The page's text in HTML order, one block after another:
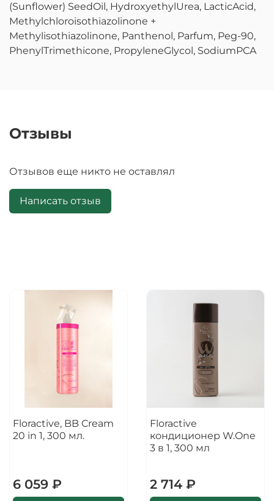
(Sunflower) SeedOil, HydroxyethylUrea, LacticAcid,
Methylchloroisothiazolinone +
Methylisothiazolinone, Panthenol, Parfum, Peg-90,
PhenylTrimethicone, PropyleneGlycol, SodiumPCA
Отзывы
Отзывов еще никто не оставлял
Написать отзыв
Floractive, BB Cream
20 in 1, 300 мл.
6 059 ₽
Floractive
кондиционер W.One
3 в 1, 300 мл
2 714 ₽